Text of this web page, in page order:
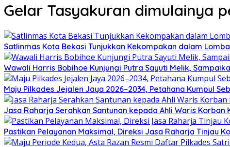
Gelar Tasyakuran dimulainya
Satlinmas Kota Bekasi Tunjukkan Kekompakan dalam Lomba
Wawali Harris Bobihoe Kunjungi Putra Sayuti Melik,
Maju Pilkades Jejalen Jaya 2026–2034, Petahana Kumpul
Jasa Raharja Serahkan Santunan kepada Ahli Waris Korban
Pastikan Pelayanan Maksimal, Direksi Jasa Raharja Tinjau